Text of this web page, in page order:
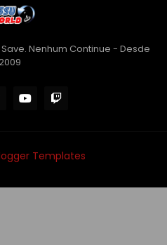
Nenhum Continue - Desde
Templates